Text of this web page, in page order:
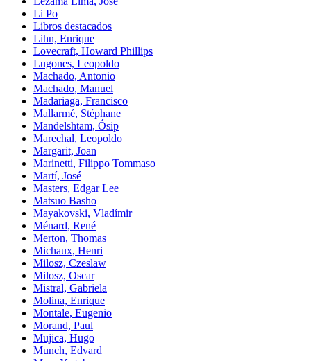
Li Po
Libros destacados
Lihn, Enrique
Lovecraft, Howard Phillips
Lugones, Leopoldo
Machado, Antonio
Machado, Manuel
Madariaga, Francisco
Mallarmé, Stéphane
Mandelshtam, Ósip
Marechal, Leopoldo
Margarit, Joan
Marinetti, Filippo Tommaso
Martí, José
Masters, Edgar Lee
Matsuo Basho
Mayakovski, Vladímir
Ménard, René
Merton, Thomas
Michaux, Henri
Milosz, Czeslaw
Milosz, Oscar
Mistral, Gabriela
Molina, Enrique
Montale, Eugenio
Morand, Paul
Mujica, Hugo
Munch, Edvard